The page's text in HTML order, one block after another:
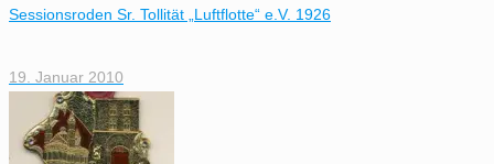
Sessionsroden Sr. Tollität „Luftflotte“ e.V. 1926
19. Januar 2010